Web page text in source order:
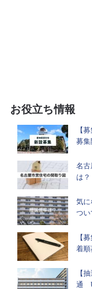
お役立ち情報
【
募集
名古
は？
気に
つい
【
着順
【
通